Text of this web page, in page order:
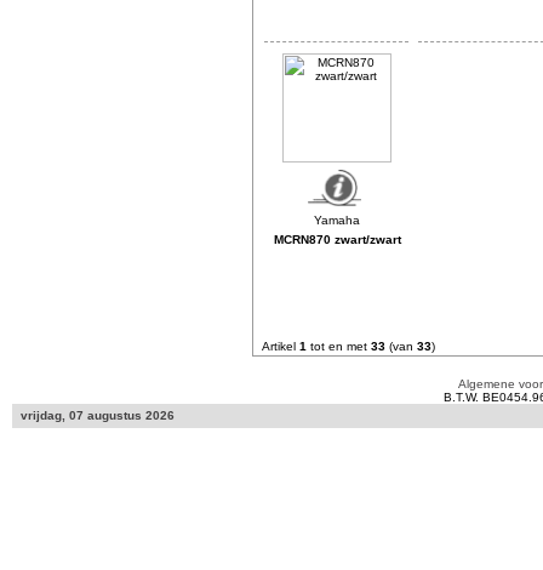
MCRN870 zwart/zwart
Artikel 1 tot en met 33 (van 33)
Algemene
B.T.W.
vrijdag, 07 augustus 2026